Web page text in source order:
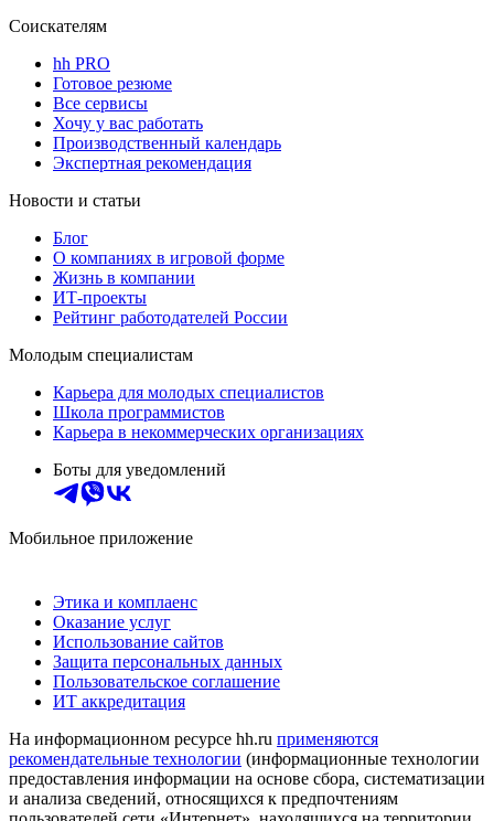
Соискателям
hh PRO
Готовое резюме
Все сервисы
Хочу у вас работать
Производственный календарь
Экспертная рекомендация
Новости и статьи
Блог
О компаниях в игровой форме
Жизнь в компании
ИТ-проекты
Рейтинг работодателей России
Молодым специалистам
Карьера для молодых специалистов
Школа программистов
Карьера в некоммерческих организациях
Боты для уведомлений
Мобильное приложение
Этика и комплаенс
Оказание услуг
Использование сайтов
Защита персональных данных
Пользовательское соглашение
ИТ аккредитация
На информационном ресурсе hh.ru применяются
рекомендательные технологии (информационные технологии
предоставления информации на основе сбора, систематизации
и анализа сведений, относящихся к предпочтениям